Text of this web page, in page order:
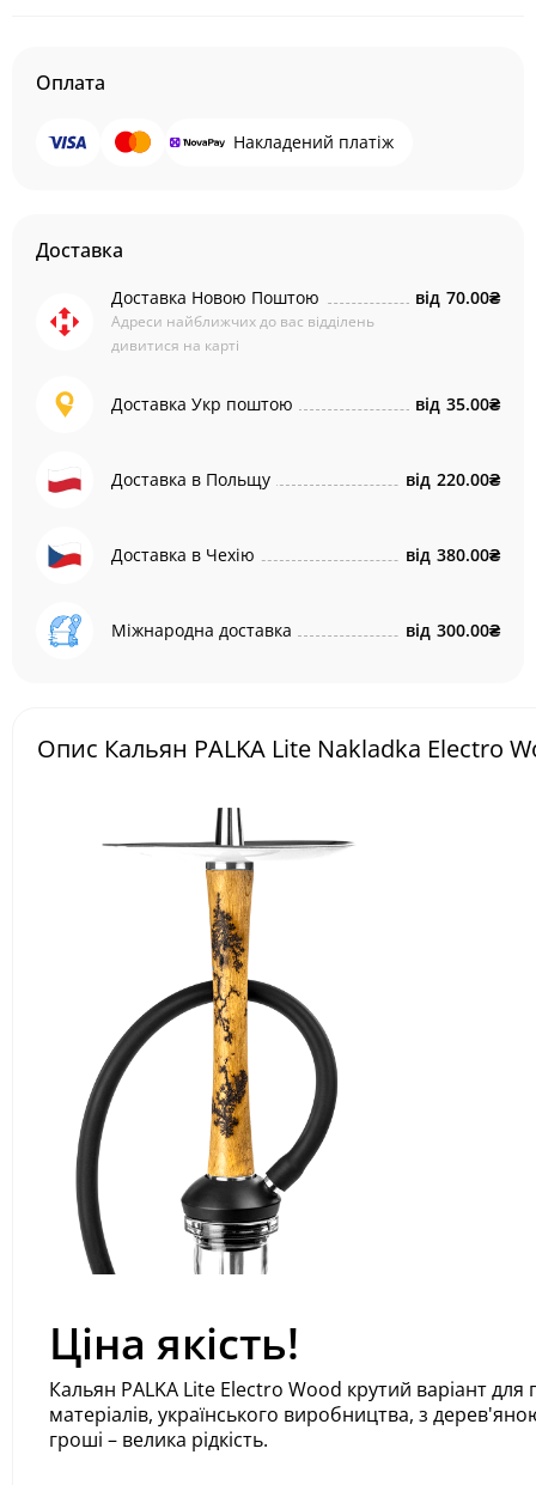
Оплата
Накладений платіж
Доставка
Доставка Новою Поштою
Адреси найближчих до вас відділень
дивитися на карті
від 70.00₴
Доставка Укр поштою від 35.00₴
Доставка в Польщу від 220.00₴
Доставка в Чехію від 380.00₴
Міжнародна доставка від 300.00₴
Опис Кальян PALKA Lite Nakladka Electro
Ціна якість!
Кальян PALKA Lite Electro Wood крутий варіант
матеріалів, українського виробництва, з
гроші – велика рідкість.